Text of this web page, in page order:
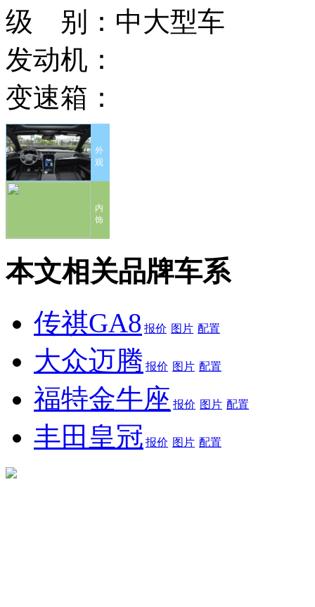
级 别： 中大型车
发动机：
变速箱：
外
观
内
饰
本文相关品牌车系
传祺GA8 报价 图片 配置
大众迈腾 报价 图片 配置
福特金牛座 报价 图片 配置
丰田皇冠 报价 图片 配置